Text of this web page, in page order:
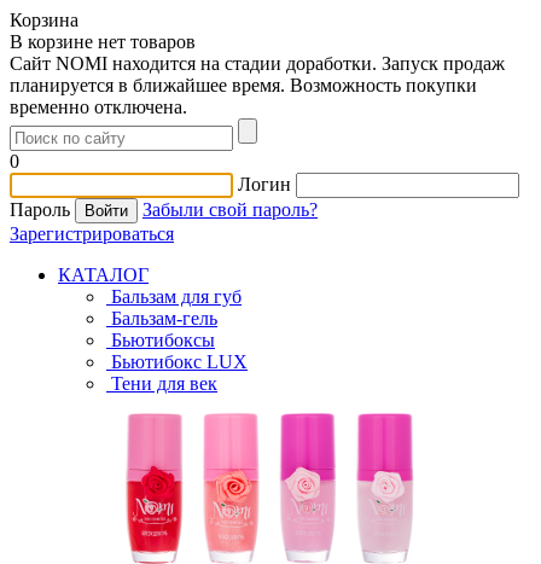
Корзина
В корзине нет товаров
Сайт NOMI находится на стадии доработки. Запуск продаж
планируется в ближайшее время. Возможность покупки
временно отключена.
0
Логин
Пароль
Забыли свой пароль?
Зарегистрироваться
КАТАЛОГ
Бальзам для губ
Бальзам-гель
Бьютибоксы
Бьютибокс LUX
Тени для век